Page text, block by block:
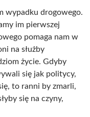
wypadku drogowego.
im pierwszej
pomaga nam w
na służby
życie. Gdyby
się jak politycy,
to ranni by zmarli,
się na czyny,